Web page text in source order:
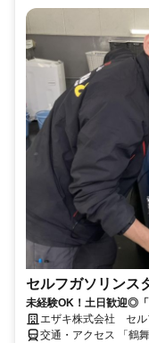
セルフガソリンス
未経験OK！土日歓迎◎「
エザキ株式会社 セル
交通・アクセス 「鶴